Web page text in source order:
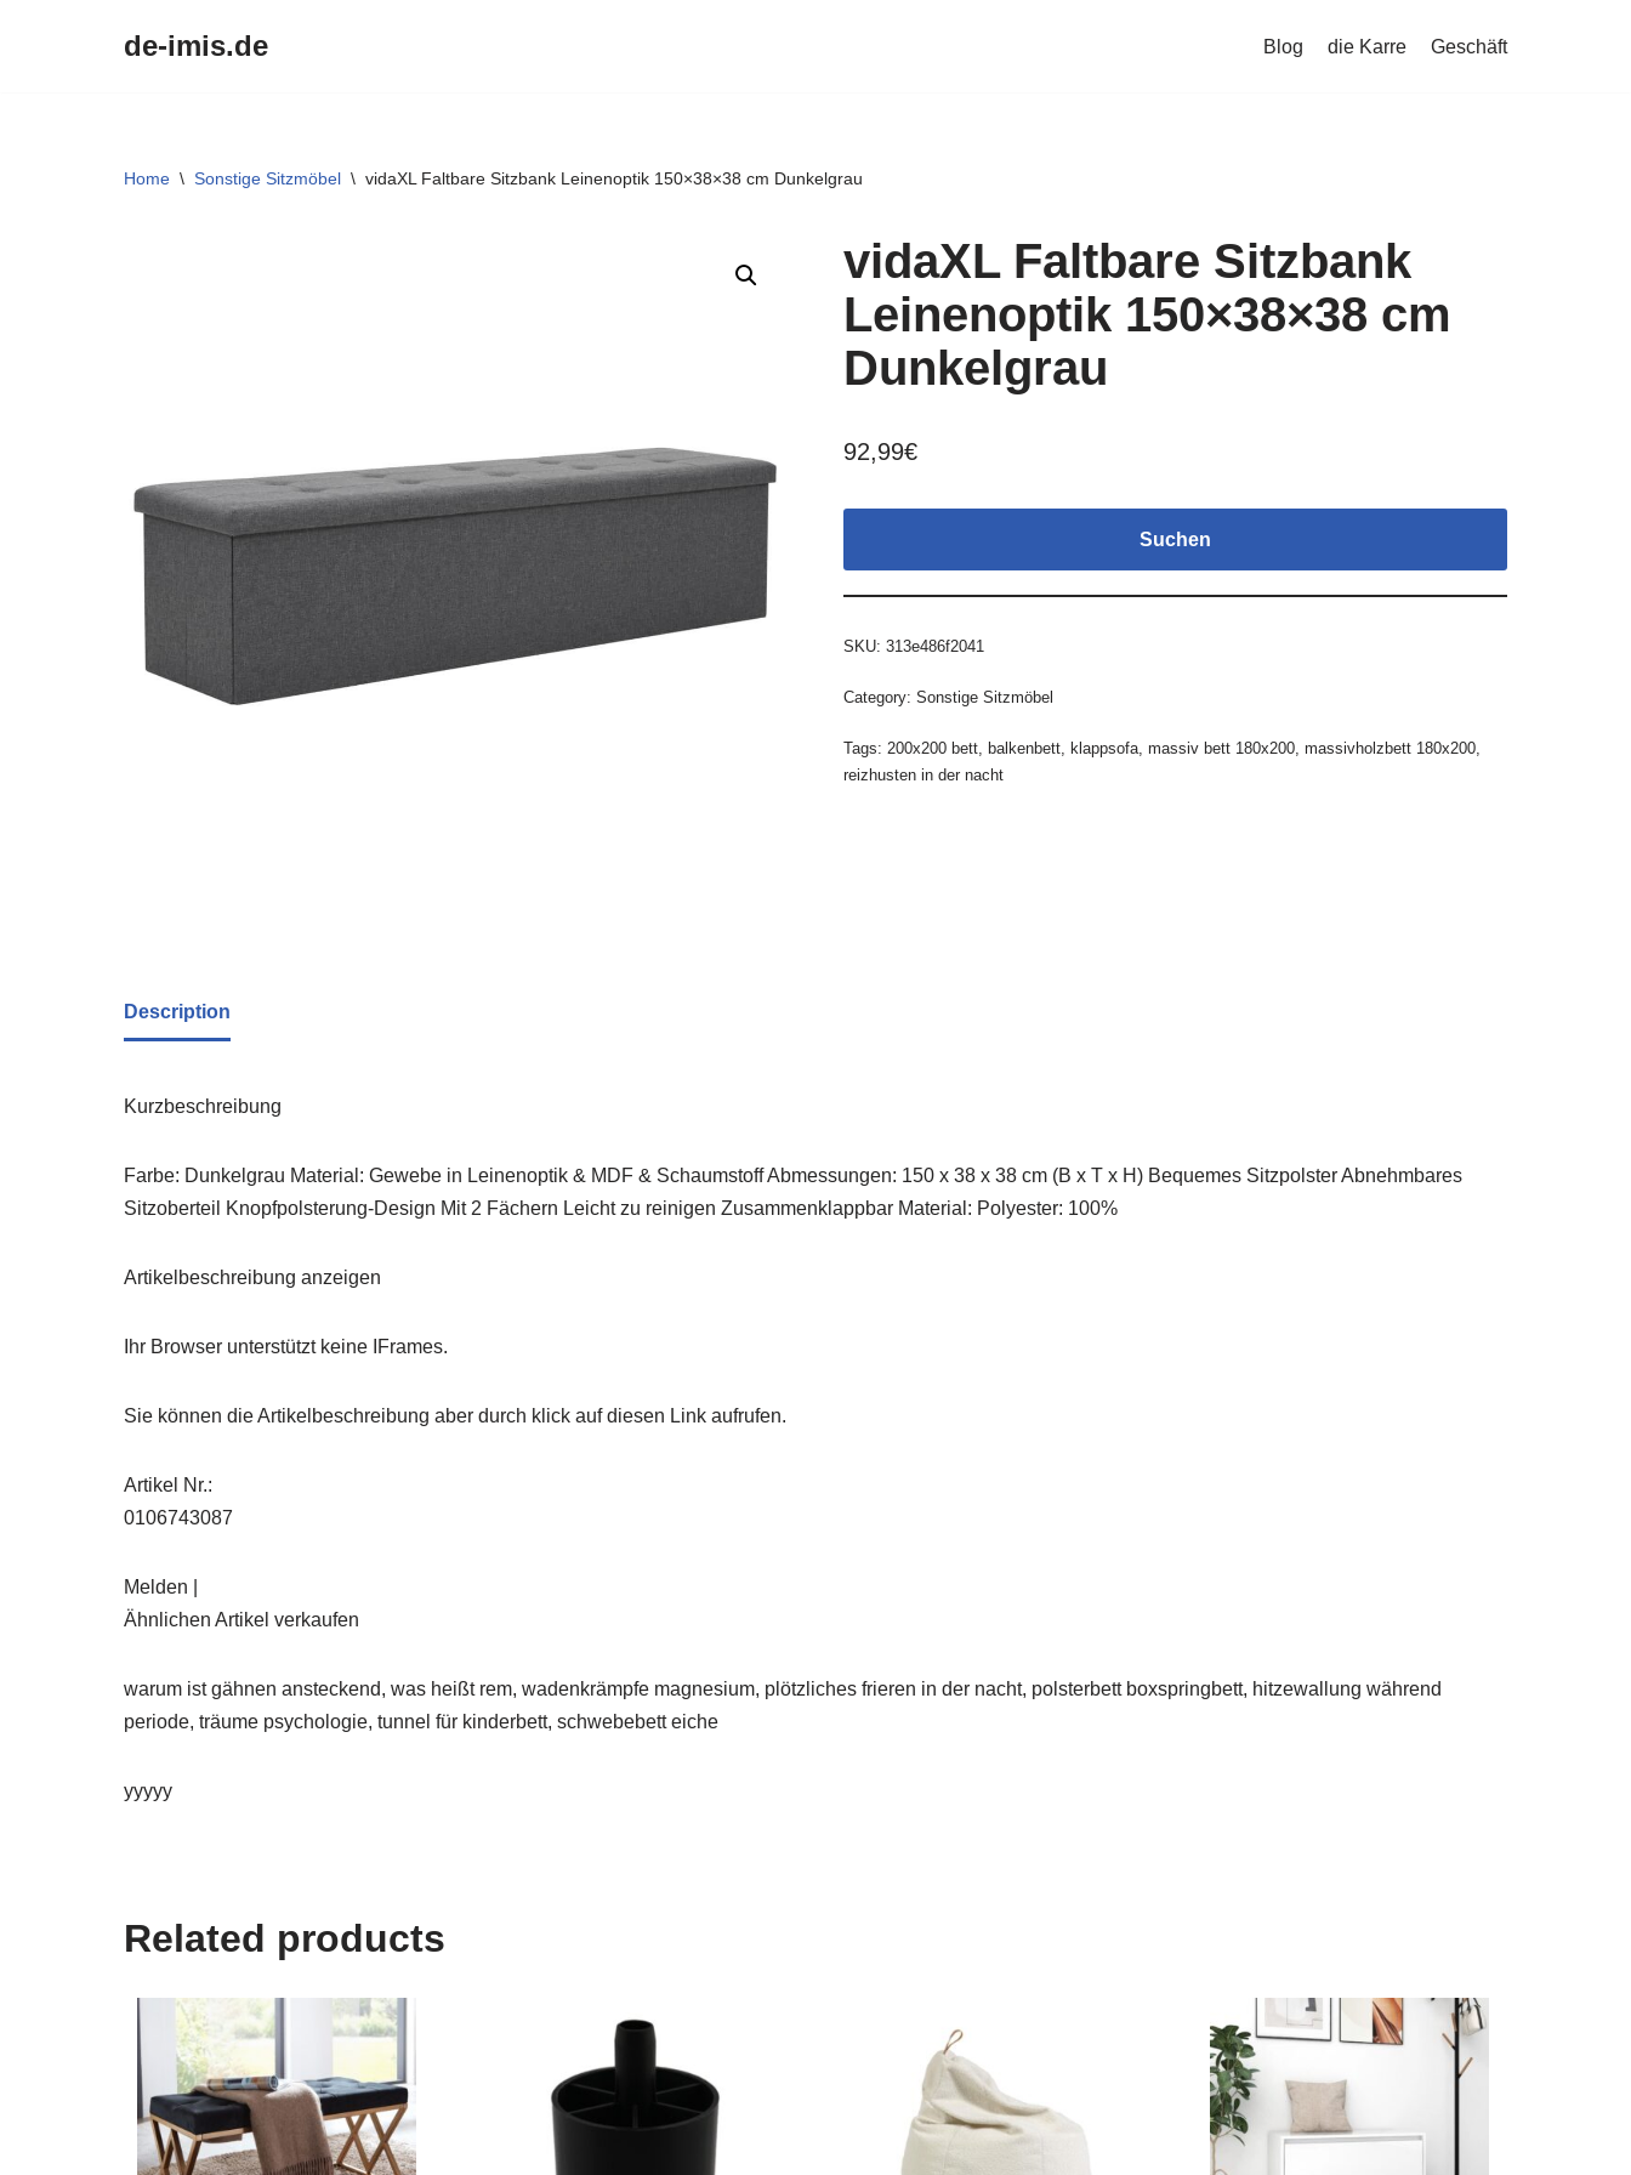
de-imis.de Blog die Karre Geschäft
Home \ Sonstige Sitzmöbel \ vidaXL Faltbare Sitzbank Leinenoptik 150×38×38 cm Dunkelgrau
vidaXL Faltbare Sitzbank
Leinenoptik 150×38×38 cm
Dunkelgrau
92,99€
Suchen
SKU: 313e486f2041
Category: Sonstige Sitzmöbel
Tags: 200x200 bett, balkenbett, klappsofa, massiv bett 180x200, massivholzbett 180x200,
reizhusten in der nacht
Description
Kurzbeschreibung
Farbe: Dunkelgrau Material: Gewebe in Leinenoptik & MDF & Schaumstoff Abmessungen: 150 x 38 x 38 cm (B x T x H) Bequemes Sitzpolster Abnehmbares
Sitzoberteil Knopfpolsterung-Design Mit 2 Fächern Leicht zu reinigen Zusammenklappbar Material: Polyester: 100%
Artikelbeschreibung anzeigen
Ihr Browser unterstützt keine IFrames.
Sie können die Artikelbeschreibung aber durch klick auf diesen Link aufrufen.
Artikel Nr.:
0106743087
Melden |
Ähnlichen Artikel verkaufen
warum ist gähnen ansteckend, was heißt rem, wadenkrämpfe magnesium, plötzliches frieren in der nacht, polsterbett boxspringbett, hitzewallung während
periode, träume psychologie, tunnel für kinderbett, schwebebett eiche
yyyyy
Related products